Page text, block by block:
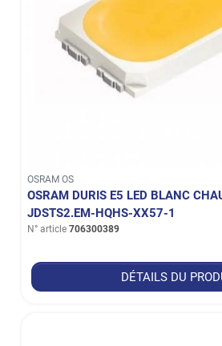
OSRAM OS
OSRAM DURIS E5 LED BLANC
JDSTS2.EM-HQHS-XX57-1
N° article 706300389
DÉTAILS DU